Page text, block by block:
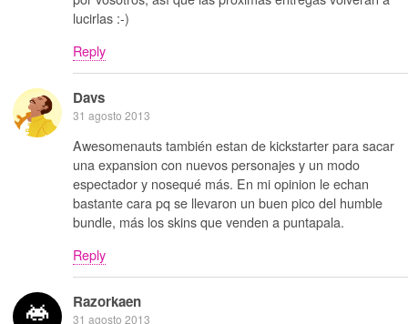
lucirlas :-)
Reply
Davs
31 agosto 2013
Awesomenauts también estan de kickstarter para sacar
una expansion con nuevos personajes y un modo
espectador y nosequé más. En mi opinion le echan
bastante cara pq se llevaron un buen pico del humble
bundle, más los skins que venden a puntapala.
Reply
Razorkaen
31 agosto 2013